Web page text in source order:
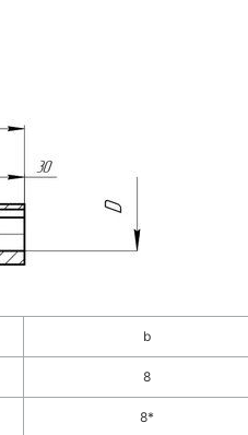
b
8
8*